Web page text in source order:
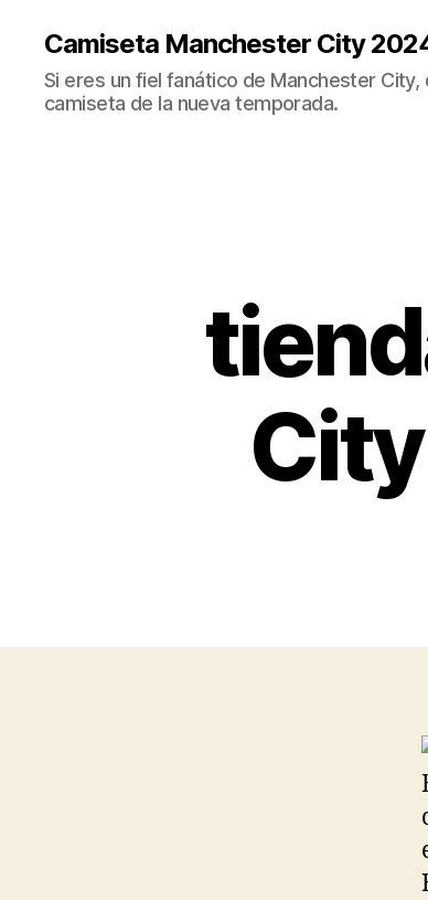
Camiseta Manchester City
Si eres un fiel fanático de Manchester
camiseta de la nueva temporada.